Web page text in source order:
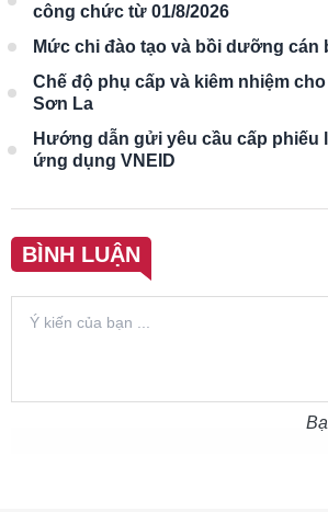
công chức từ 01/8/2026
Mức chi đào tạo và bồi dưỡng cán
Chế độ phụ cấp và kiêm nhiệm
Sơn La
Hướng dẫn gửi yêu cầu cấp phiếu
ứng dụng VNEID
BÌNH LUẬN